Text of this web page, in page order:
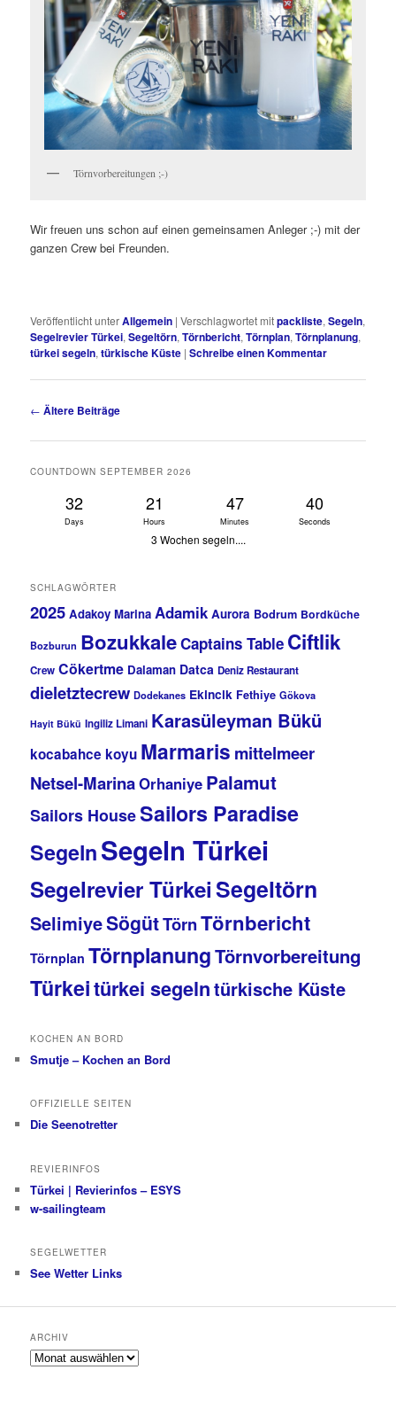
Törnvorbereitungen ;-)
Wir freuen uns schon auf einen gemeinsamen Anleger ;-) mit der
ganzen Crew bei Freunden.
Veröffentlicht unterAllgemein |Verschlagwortet mitpackliste,Segeln,
Segelrevier Türkei,Segeltörn,Törnbericht,Törnplan,Törnplanung,
türkei segeln,türkische Küste |Schreibe einen Kommentar
Beitragsnavigation
← Ältere Beiträge
COUNTDOWN SEPTEMBER 2026
32
Days
21
Hours
47
Minutes
40
Seconds
3 Wochen segeln....
SCHLAGWÖRTER
2025 Adakoy Marina Adamik Aurora Bodrum Bordküche
Bozburun BozukkaleCaptains Table Ciftlik
Crew Cökertme Dalaman Datca Deniz Restaurant
dieletztecrew Dodekanes Ekincik Fethiye Gökova
Hayit Bükü Ingiliz Limani Karasüleyman Bükü
kocabahce koyu Marmaris mittelmeer
Netsel-MarinaOrhaniye Palamut
Sailors HouseSailors Paradise
SegelnSegeln Türkei
Segelrevier TürkeiSegeltörn
SelimiyeSögütTörnTörnbericht
Törnplan TörnplanungTörnvorbereitung
Türkeitürkei segelntürkische Küste
KOCHEN AN BORD
Smutje – Kochen an Bord
OFFIZIELLE SEITEN
Die Seenotretter
REVIERINFOS
Türkei | Revierinfos – ESYS
w-sailingteam
SEGELWETTER
See Wetter Links
ARCHIV
Archiv